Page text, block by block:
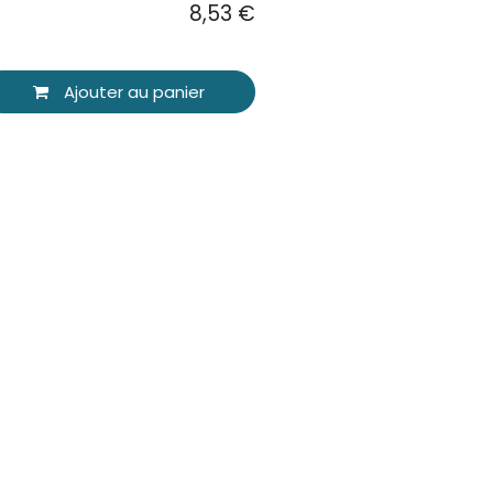
Ajouter au panier
8,53 €